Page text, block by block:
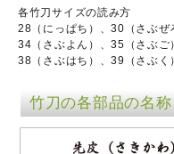
各竹刀サイズの読み方
28（にっぱち）、30（さぶぜ
34（さぶよん）、35（さぶご
38（さぶはち）、39（さぶく
竹刀の各部品の名称